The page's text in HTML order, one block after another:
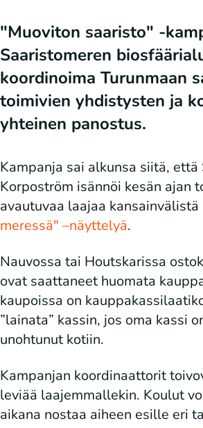
"Muoviton saaristo" -
Saaristomeren
koordinoima Turunmaan
toimivien yhdistysten ja
yhteinen panostus.
Kampanja sai alkunsa siitä, että
Korpoström isännöi kesän ajan
avautuvaa laajaa kansainvälistä
meressä" –näyttelyä.
Nauvossa tai Houtskarissa
ovat saattaneet huomata
kaupoissa on
”lainata” kassin, jos oma kassi
unohtunut kotiin.
Kampanjan koordinaattorit
leviää laajemmallekin. Koulut
aikana nostaa aiheen esille eri